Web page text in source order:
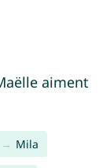
aiment
Mila